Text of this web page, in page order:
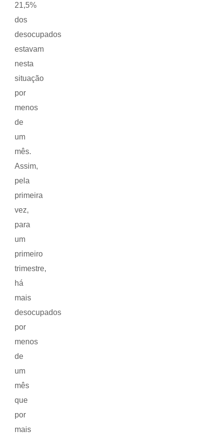
21,5%
dos
desocupados
estavam
nesta
situação
por
menos
de
um
mês.
Assim,
pela
primeira
vez,
para
um
primeiro
trimestre,
há
mais
desocupados
por
menos
de
um
mês
que
por
mais